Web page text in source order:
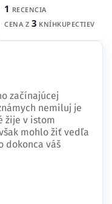
1 RECENCIA
CENA Z 3 KNÍHKUPECTIEV
začínajúcej
nemiluj je
žije v istom
mohlo žiť vedľa
dokonca váš